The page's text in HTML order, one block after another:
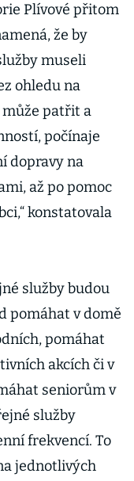
Plívové přitom
že by
museli
ohledu na
může patřit a
počínaje
dopravy na
až po pomoc
konstatovala
služby budou
pomáhat v domě
pomáhat
akcích či v
seniorům v
služby
frekvencí. To
jednotlivých